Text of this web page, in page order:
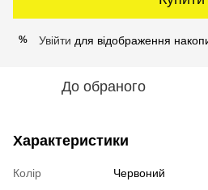
% Увійти для відображення
До обраного
Характеристики
Колір
Червоний